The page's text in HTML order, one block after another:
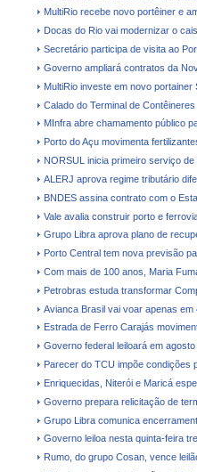
MultiRio recebe novo portêiner e
Docas do Rio vai modernizar o
Secretário participa de visita ao
Governo ampliará contratos da
MultiRio investe em novo portainer
Calado do Terminal de
MInfra abre chamamento público
Porto do Açu movimenta
NORSUL inicia primeiro serviço
ALERJ aprova regime tributário
BNDES assina contrato com o
Vale avalia construir porto e
Grupo Libra aprova plano de
Porto Central tem nova previsão
Com mais de 100 anos, Maria
Petrobras estuda transformar
Avianca Brasil vai voar apenas
Estrada de Ferro Carajás
Governo federal leiloará em
Parecer do TCU impõe condições
Enriquecidas, Niterói e Maricá
Governo prepara relicitação de
Grupo Libra comunica
Governo leiloa nesta quinta-feira
Rumo, do grupo Cosan, vence